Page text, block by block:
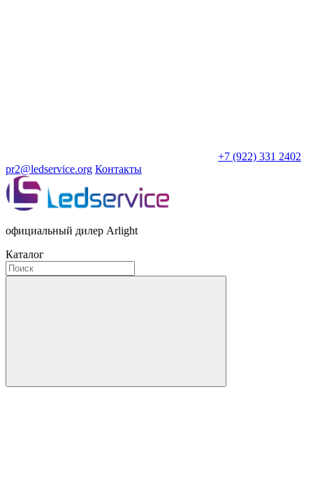
+7 (922) 331 2402
pr2@ledservice.org Контакты
официальный дилер Arlight
Каталог